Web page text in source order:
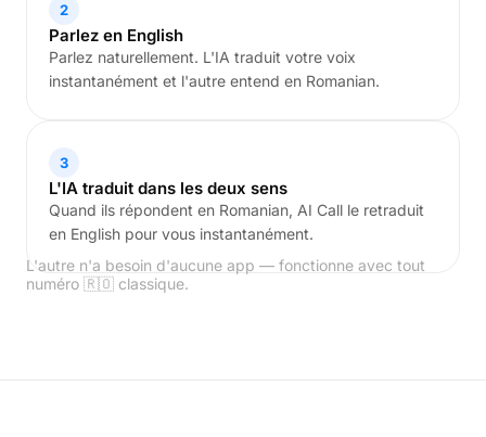
2
Parlez en English
Parlez naturellement. L'IA traduit votre voix
instantanément et l'autre entend en Romanian.
3
L'IA traduit dans les deux sens
Quand ils répondent en Romanian, AI Call le retraduit
en English pour vous instantanément.
L'autre n'a besoin d'aucune app — fonctionne avec tout
numéro 🇷🇴 classique.